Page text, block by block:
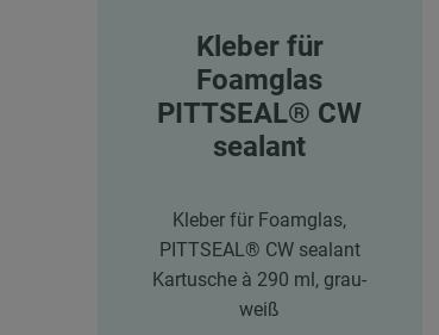
Kleber für
Foamglas
PITTSEAL® CW
sealant
Kleber für Foamglas,
PITTSEAL® CW sealant
Kartusche à 290 ml, grau-
weiß